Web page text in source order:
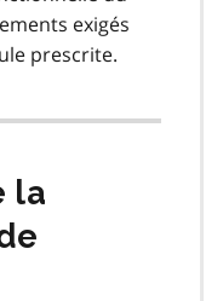
exigés
prescrite.
la